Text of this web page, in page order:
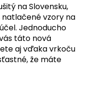
na Slovensku,
natlačené vzory na
Jednoducho
táto nová
aj vďaka vrkoču
že máte